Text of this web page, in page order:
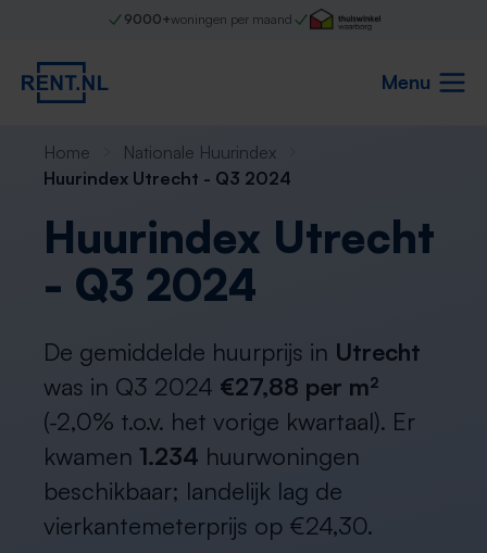
9000+woningen per maand
Menu
Home
Nationale Huurindex
Huurindex Utrecht - Q3 2024
Huurindex Utrecht
- Q3 2024
De gemiddelde huurprijs in Utrecht
was in Q3 2024 €27,88 per m²
(-2,0% t.o.v. het vorige kwartaal). Er
kwamen 1.234 huurwoningen
beschikbaar; landelijk lag de
vierkantemeterprijs op €24,30.